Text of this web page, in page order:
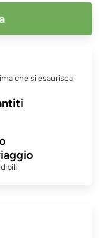
che si esaurisca